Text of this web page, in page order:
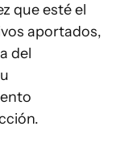
que esté el
aportados,
del